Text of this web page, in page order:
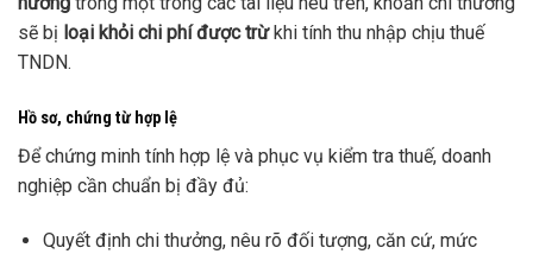
sẽ bị loại khỏi chi phí được trừkhi tính thu nhập chịu thuế
TNDN.
Hồ sơ, chứng từ hợp lệ
Để chứng minh tính hợp lệ và phục vụ kiểm tra thuế, doanh
nghiệp cần chuẩn bị đầy đủ:
Quyết định chi thưởng, nêu rõ đối tượng, căn cứ, mức